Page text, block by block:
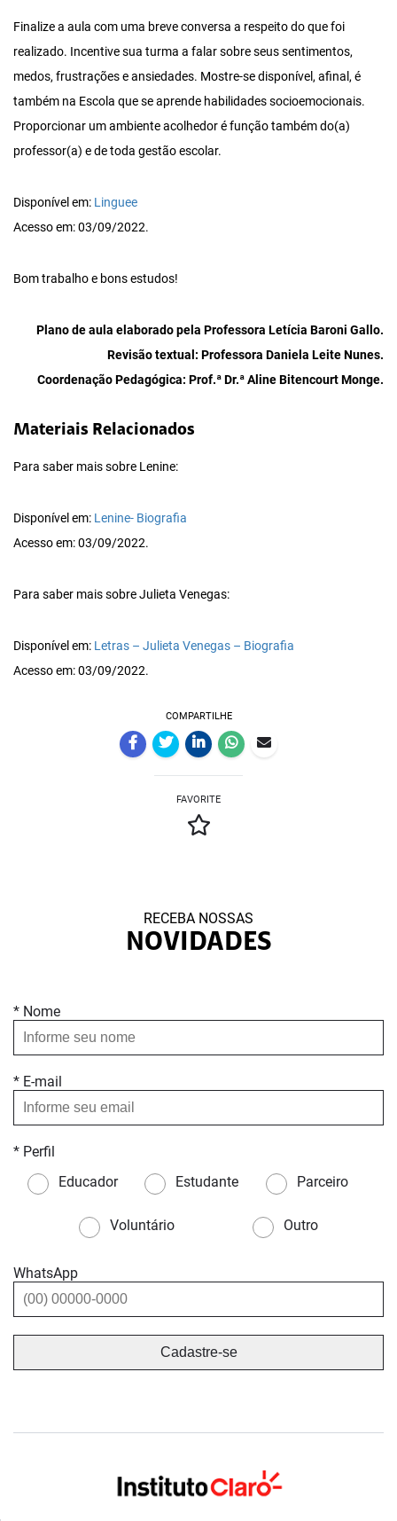
Finalize a aula com uma breve conversa a respeito do que foi
realizado. Incentive sua turma a falar sobre seus sentimentos,
medos, frustrações e ansiedades. Mostre-se disponível, afinal, é
também na Escola que se aprende habilidades socioemocionais.
Proporcionar um ambiente acolhedor é função também do(a)
professor(a) e de toda gestão escolar.
Disponível em: Linguee
Acesso em: 03/09/2022.
Bom trabalho e bons estudos!
Plano de aula elaborado pela Professora Letícia Baroni Gallo.
Revisão textual: Professora Daniela Leite Nunes.
Coordenação Pedagógica: Prof.ª Dr.ª Aline Bitencourt Monge.
Materiais Relacionados
Para saber mais sobre Lenine:
Disponível em: Lenine- Biografia
Acesso em: 03/09/2022.
Para saber mais sobre Julieta Venegas:
Disponível em: Letras – Julieta Venegas – Biografia
Acesso em: 03/09/2022.
COMPARTILHE
FAVORITE
RECEBA NOSSAS
NOVIDADES
* Nome
* E-mail
* Perfil
Educador
Estudante Parceiro
Voluntário Outro
WhatsApp